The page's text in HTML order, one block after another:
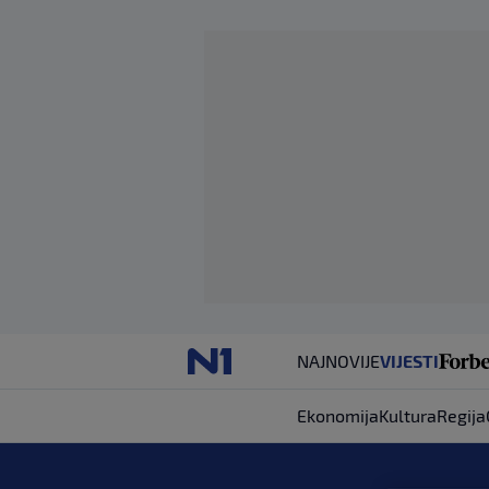
NAJNOVIJEVIJESTI
EkonomijaKulturaRegija